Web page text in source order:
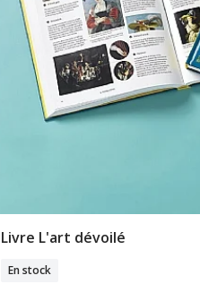
Livre L'art dévoilé
En stock